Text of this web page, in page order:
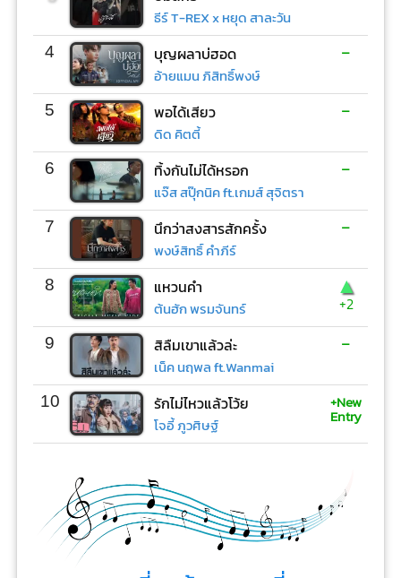
ธีร์ T-REX x หยุด สาละวัน
4 บุญผลาบ่ฮอด
อ้ายแมน ภิสิทธิ์พงษ์
-
5 พอได้เสียว
ดิด คิตตี้
-
6 ทิ้งกันไม่ได้หรอก
แจ๊ส สปุ๊กนิค ft.เกมส์ สุจิตรา
-
7 นึกว่าสงสารสักครั้ง
พงษ์สิทธิ์ คำภีร์
-
8 แหวนคำ
ต้นฮัก พรมจันทร์
▲
+2
9 สิลืมเขาแล้วล่ะ
เน็ค นฤพล ft.Wanmai
-
10 รักไม่ไหวแล้วโว้ย
โจอี้ ภูวศิษฐ์
+New
Entry